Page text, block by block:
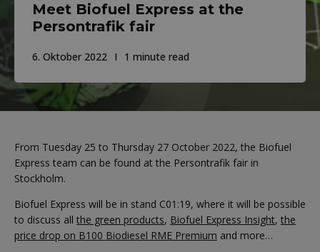
Meet Biofuel Express at the
Persontrafik fair
6. Oktober 2022 1 minute read
From Tuesday 25 to Thursday 27 October 2022, the Biofuel
Express team can be found at the Persontrafik fair in
Stockholm.
Biofuel Express will be in stand C01:19, where it will be possible
to discuss all the green products, Biofuel Express Insight, the
price drop on B100 Biodiesel RME Premium and more…